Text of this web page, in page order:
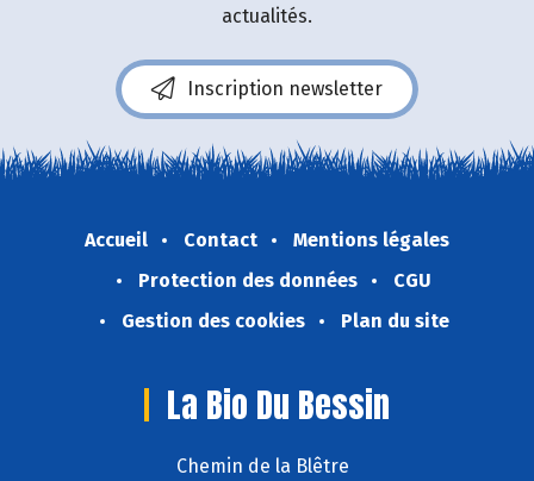
actualités.
Inscription newsletter
Accueil Contact
Mentions légales
Protection des données
CGU
Gestion des cookies
Plan du site
La Bio Du Bessin
Chemin de la Blêtre